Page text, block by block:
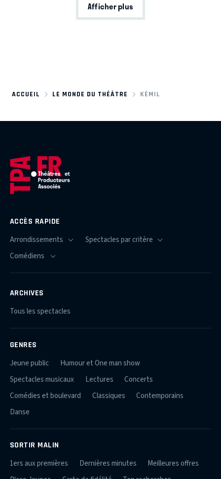
Afficher plus
ACCUEIL LE MONDE DU THÉÂTRE KÉMIL
ACCÈS RAPIDE
ARCHIVES
Tous les spectacles
GENRES
Jeune public
Humour et One man show
Spectacles musicaux
Lectures
Concerts
Comédies et boulevard
Classiques
Contemporains
Danse
SORTIR MALIN
1ers aux premières Dernières minutes
Meilleures offres